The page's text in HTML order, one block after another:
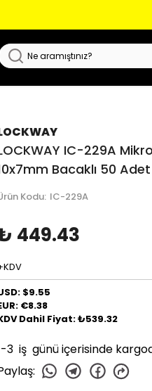
IC-229A
Bacaklı 50 Adet
Kodu: IC-229A
449.43
$9.55
€8.38
Dahil Fiyat: ₺539.32
3 iş günü içerisinde
: